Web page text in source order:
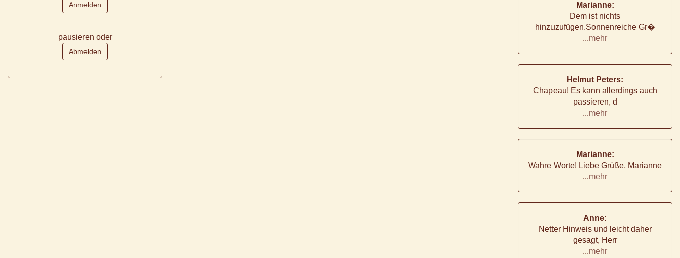
pausieren oder
Marianne:
Dem ist nichts
hinzuzufügen.Sonnenreiche Gr�
...mehr
Helmut Peters:
Chapeau! Es kann allerdings auch
passieren, d
...mehr
Marianne:
Wahre Worte! Liebe Grüße, Marianne
...mehr
Anne:
Netter Hinweis und leicht daher
gesagt, Herr
...mehr